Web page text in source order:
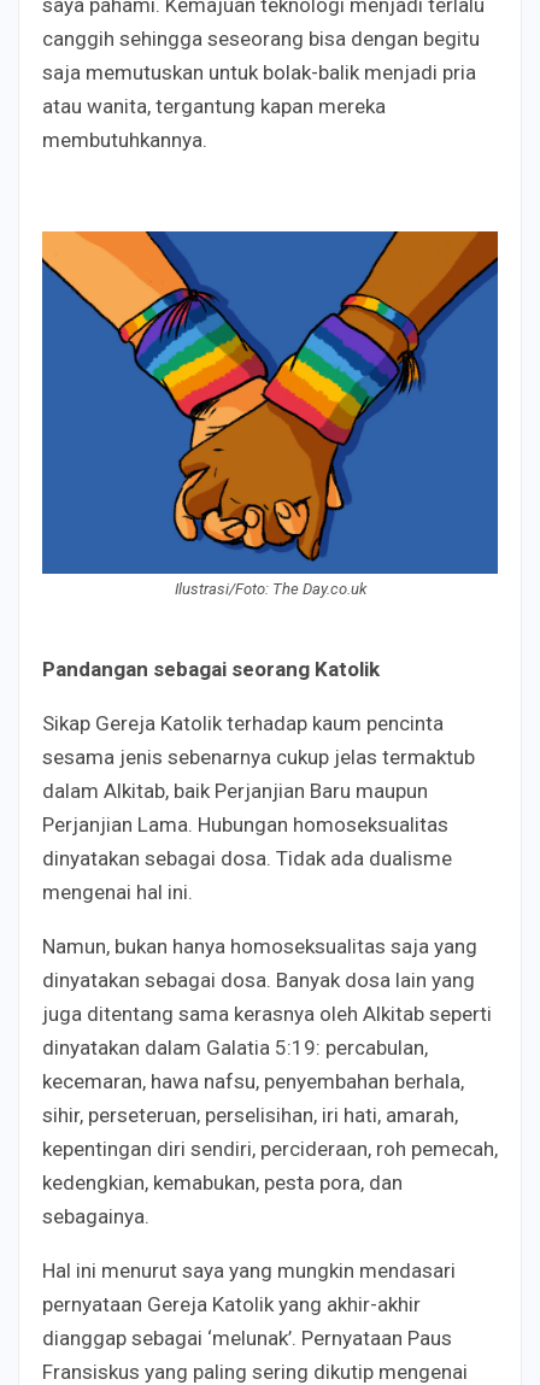
canggih sehingga seseorang bisa dengan begitu
saja memutuskan untuk bolak-balik menjadi pria
atau wanita, tergantung kapan mereka
membutuhkannya.
Ilustrasi/Foto: The Day.co.uk
Pandangan sebagai seorang Katolik
Sikap Gereja Katolik terhadap kaum pencinta
sesama jenis sebenarnya cukup jelas termaktub
dalam Alkitab, baik Perjanjian Baru maupun
Perjanjian Lama. Hubungan homoseksualitas
dinyatakan sebagai dosa. Tidak ada dualisme
mengenai hal ini.
Namun, bukan hanya homoseksualitas saja yang
dinyatakan sebagai dosa. Banyak dosa lain yang
juga ditentang sama kerasnya oleh Alkitab seperti
dinyatakan dalam Galatia 5:19: percabulan,
kecemaran, hawa nafsu, penyembahan berhala,
sihir, perseteruan, perselisihan, iri hati, amarah,
kepentingan diri sendiri, percideraan, roh pemecah,
kedengkian, kemabukan, pesta pora, dan
sebagainya.
Hal ini menurut saya yang mungkin mendasari
pernyataan Gereja Katolik yang akhir-akhir
dianggap sebagai ‘melunak’. Pernyataan Paus
Fransiskus yang paling sering dikutip mengenai